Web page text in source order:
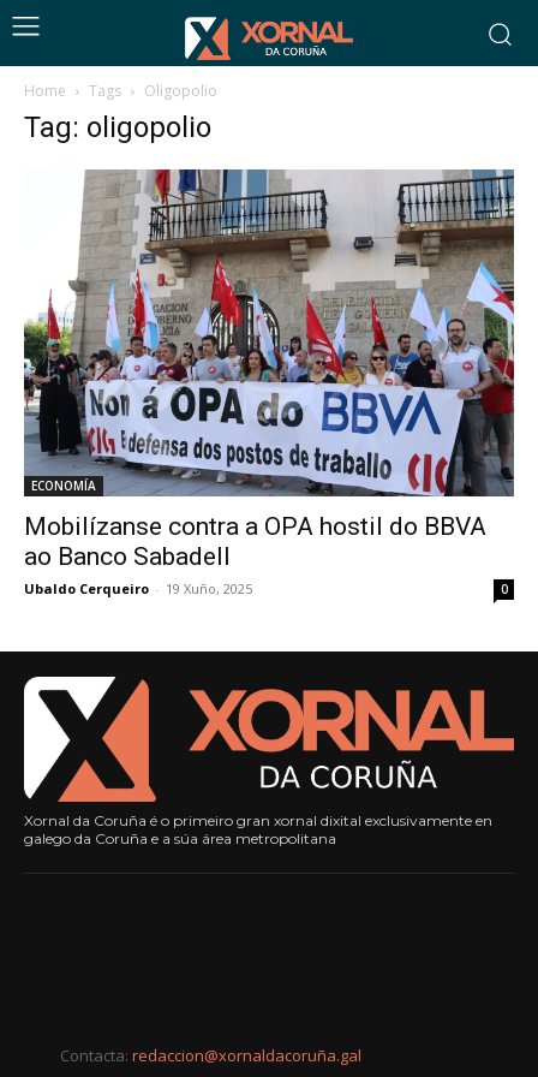
Home Tags Oligopolio
Tag: oligopolio
ECONOMÍA
Mobilízanse contra a OPA hostil do BBVA
ao Banco Sabadell
Ubaldo Cerqueiro - 19 Xuño, 2025 0
Xornal da Coruña é o primeiro gran xornal dixital exclusivamente en
galego da Coruña e a súa área metropolitana
Contacta: redaccion@xornaldacoruña.gal